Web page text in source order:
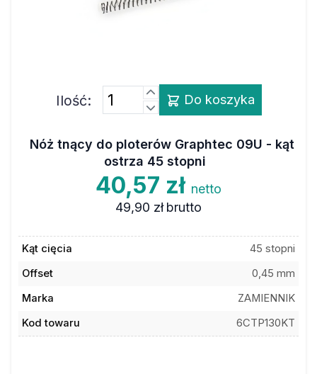
Ilość: Do koszyka
Nóż tnący do ploterów Graphtec 09U - kąt
ostrza 45 stopni
40,57 zł netto
49,90 zł brutto
Kąt cięcia
45 stopni
Offset
0,45 mm
Marka
ZAMIENNIK
Kod towaru
6CTP130KT